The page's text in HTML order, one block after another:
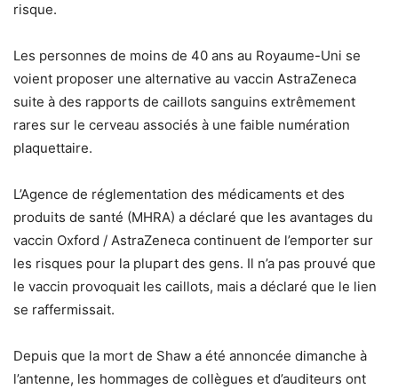
risque.
Les personnes de moins de 40 ans au Royaume-Uni se
voient proposer une alternative au vaccin AstraZeneca
suite à des rapports de caillots sanguins extrêmement
rares sur le cerveau associés à une faible numération
plaquettaire.
L’Agence de réglementation des médicaments et des
produits de santé (MHRA) a déclaré que les avantages du
vaccin Oxford / AstraZeneca continuent de l’emporter sur
les risques pour la plupart des gens. Il n’a pas prouvé que
le vaccin provoquait les caillots, mais a déclaré que le lien
se raffermissait.
Depuis que la mort de Shaw a été annoncée dimanche à
l’antenne, les hommages de collègues et d’auditeurs ont